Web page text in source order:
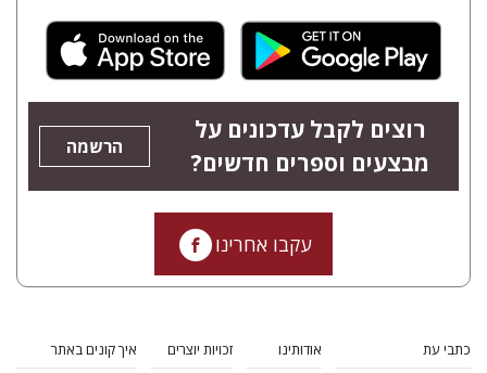
רוצים לקבל עדכונים על
מבצעים וספרים חדשים?
הרשמה
עקבו אחרינו
כתבי עת
אודותינו
זכויות יוצרים
איך קונים באתר